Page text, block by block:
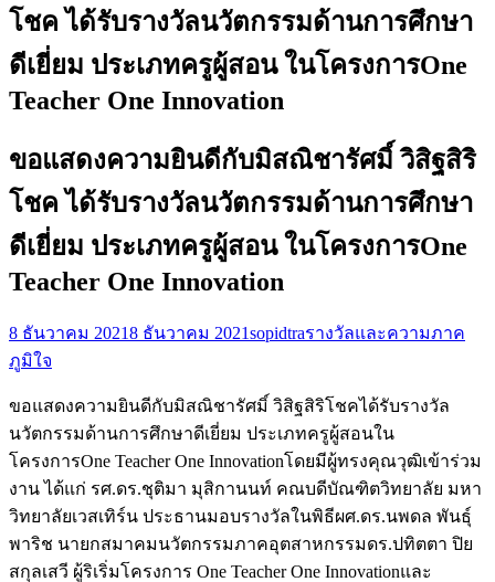
โชค ได้รับรางวัลนวัตกรรมด้านการศึกษา
ดีเยี่ยม ประเภทครูผู้สอน ในโครงการOne
Teacher One Innovation
ขอแสดงความยินดีกับมิสณิชารัศมิ์ วิสิฐสิริ
โชค ได้รับรางวัลนวัตกรรมด้านการศึกษา
ดีเยี่ยม ประเภทครูผู้สอน ในโครงการOne
Teacher One Innovation
8 ธันวาคม 20218 ธันวาคม 2021sopidtraรางวัลและความภาค
ภูมิใจ
ขอแสดงความยินดีกับมิสณิชารัศมิ์ วิสิฐสิริโชคได้รับรางวัล
นวัตกรรมด้านการศึกษาดีเยี่ยม ประเภทครูผู้สอนใน
โครงการOne Teacher One Innovationโดยมีผู้ทรงคุณวุฒิเข้าร่วม
งาน ได้แก่ รศ.ดร.ชุติมา มุสิกานนท์ คณบดีบัณฑิตวิทยาลัย มหา
วิทยาลัยเวสเทิร์น ประธานมอบรางวัลในพิธีผศ.ดร.นพดล พันธุ์
พาริช นายกสมาคมนวัตกรรมภาคอุตสาหกรรมดร.ปทิตตา ปิย
สกุลเสวี ผู้ริเริ่มโครงการ One Teacher One Innovationและ